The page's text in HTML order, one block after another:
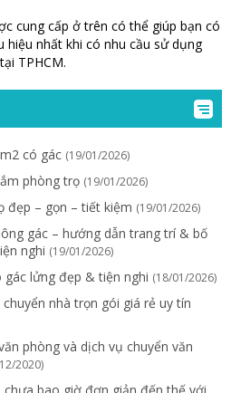
cung cấp ở trên có thể giúp bạn có
nhất khi có nhu cầu sử dụng
TPHCM.
có gác (19/01/2026)
phòng trọ (19/01/2026)
đẹp – gọn – tiết kiệm (19/01/2026)
gác – hướng dẫn trang trí & bố
nghi (19/01/2026)
lửng đẹp & tiện nghi (18/01/2026)
nhà trọn gói giá rẻ uy tín
phòng và dịch vụ chuyển văn
2020)